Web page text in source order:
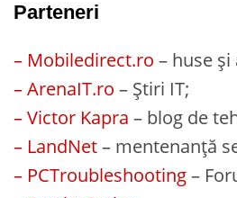
Parteneri
– Mobiledirect.ro – huse
– ArenaIT.ro – Știri IT;
– Victor Kapra – blog de
– LandNet– mentenanță
– PCTroubleshooting–